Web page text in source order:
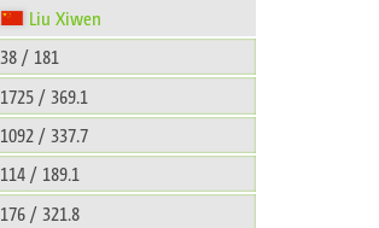
Liu Xiwen
38 / 181
1725 / 369.1
1092 / 337.7
114 / 189.1
176 / 321.8